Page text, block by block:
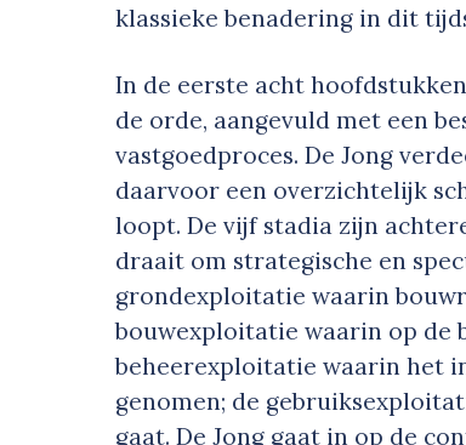
klassieke benadering in dit
In de eerste acht
de orde, aangevuld met een
vastgoedproces. De Jong
daarvoor een overzichtelijk
loopt. De vijf stadia zijn
draait om strategische en
grondexploitatie waarin
bouwexploitatie waarin op de
beheerexploitatie waarin het
genomen; de
gaat. De Jong gaat in op de